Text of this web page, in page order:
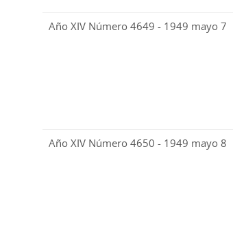
Año XIV Número 4649 - 1949 mayo 7
Año XIV Número 4650 - 1949 mayo 8